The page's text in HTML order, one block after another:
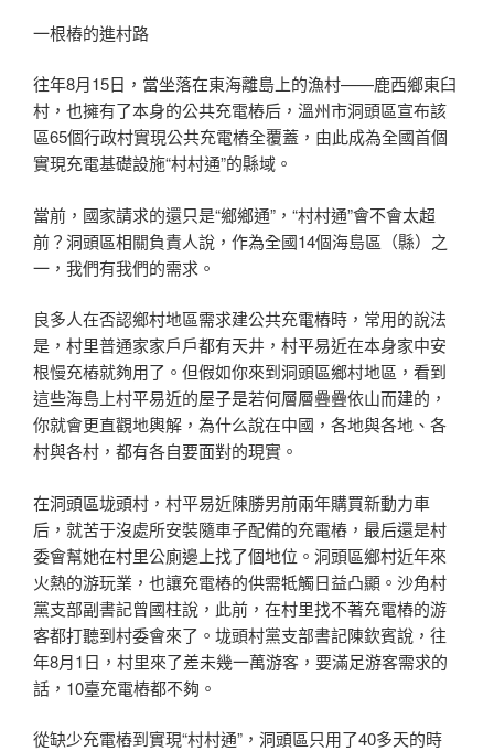
一根樁的進村路
往年8月15日，當坐落在東海離島上的漁村——鹿西鄉東臼
村，也擁有了本身的公共充電樁后，溫州市洞頭區宣布該
區65個行政村實現公共充電樁全覆蓋，由此成為全國首個
實現充電基礎設施“村村通”的縣域。
當前，國家請求的還只是“鄉鄉通”，“村村通”會不會太超
前？洞頭區相關負責人說，作為全國14個海島區（縣）之
一，我們有我們的需求。
良多人在否認鄉村地區需求建公共充電樁時，常用的說法
是，村里普通家家戶戶都有天井，村平易近在本身家中安
根慢充樁就夠用了。但假如你來到洞頭區鄉村地區，看到
這些海島上村平易近的屋子是若何層層疊疊依山而建的，
你就會更直觀地輿解，為什么說在中國，各地與各地、各
村與各村，都有各自要面對的現實。
在洞頭區垅頭村，村平易近陳勝男前兩年購買新動力車
后，就苦于沒處所安裝隨車子配備的充電樁，最后還是村
委會幫她在村里公廁邊上找了個地位。洞頭區鄉村近年來
火熱的游玩業，也讓充電樁的供需牴觸日益凸顯。沙角村
黨支部副書記曾國柱說，此前，在村里找不著充電樁的游
客都打聽到村委會來了。垅頭村黨支部書記陳欽賓說，往
年8月1日，村里來了差未幾一萬游客，要滿足游客需求的
話，10臺充電樁都不夠。
從缺少充電樁到實現“村村通”，洞頭區只用了40多天的時